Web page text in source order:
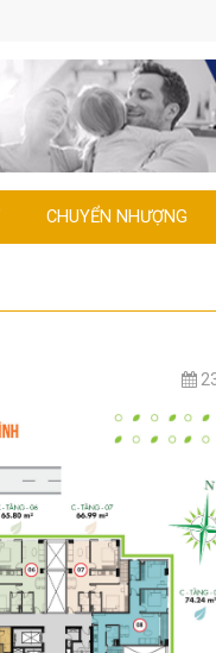
CHUYỂN NHƯỢNG